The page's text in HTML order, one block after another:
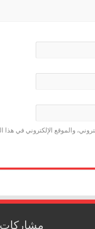
والموقع الإلكتروني في هذا